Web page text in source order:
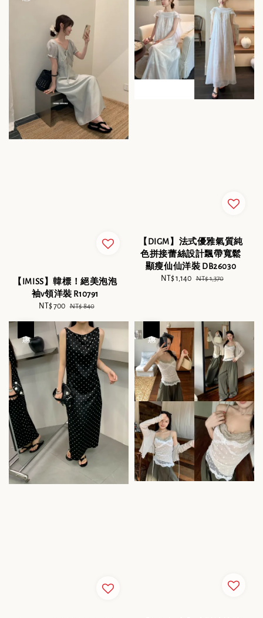
【IMISS】韓標！絕美泡泡
袖v領洋裝 R10791
Sale
NT$ 700 Regular
NT$ 840
【DIGM】法式優雅氣質純
色拼接蕾絲設計飄帶寬鬆
顯瘦仙仙洋裝 DB26030
Sale
NT$ 1,140 Regular
NT$ 1,370